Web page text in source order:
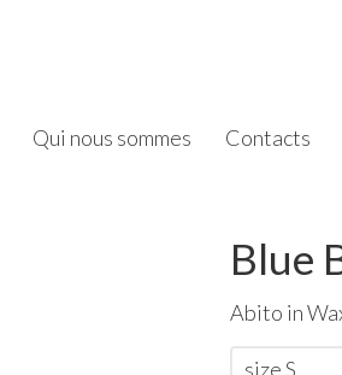
Qui nous sommes Contacts
Blue
Abito in
size S